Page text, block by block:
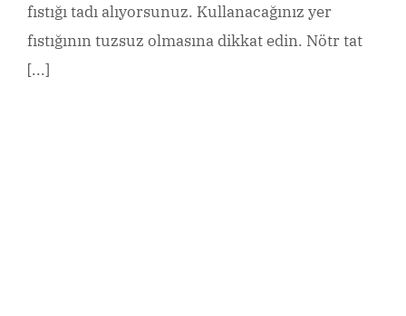
fıstığı tadı alıyorsunuz. Kullanacağınız yer
fıstığının tuzsuz olmasına dikkat edin. Nötr tat
[...]